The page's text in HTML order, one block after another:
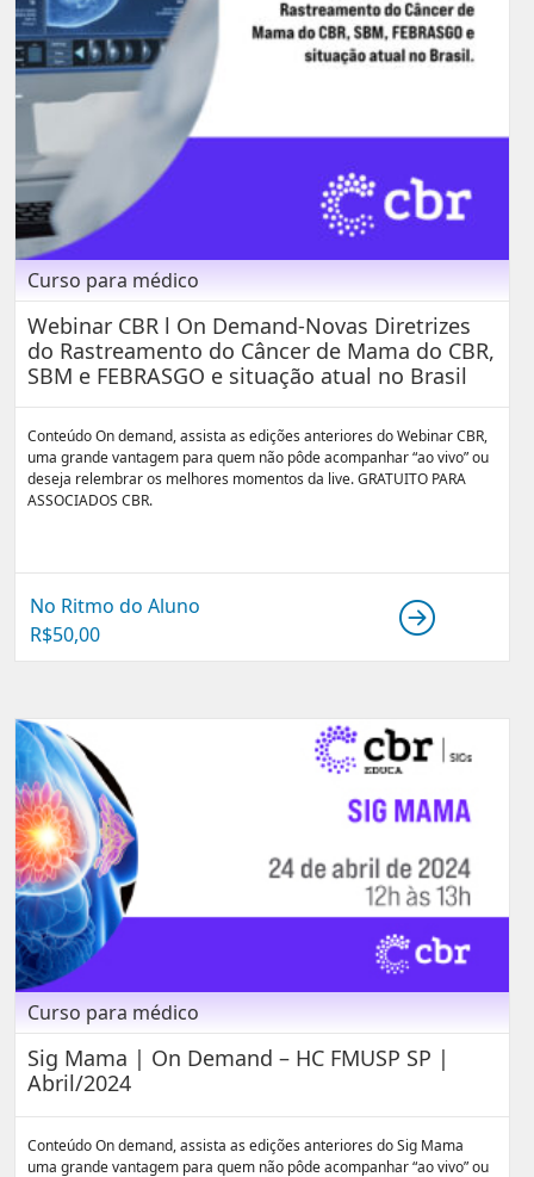
Curso para médico
Webinar CBR l On Demand-Novas Diretrizes
do Rastreamento do Câncer de Mama do CBR,
SBM e FEBRASGO e situação atual no Brasil
Conteúdo On demand, assista as edições anteriores do Webinar CBR,
uma grande vantagem para quem não pôde acompanhar “ao vivo” ou
deseja relembrar os melhores momentos da live. GRATUITO PARA
ASSOCIADOS CBR.
No Ritmo do Aluno
R$50,00
Curso para médico
Sig Mama | On Demand – HC FMUSP SP |
Abril/2024
Conteúdo On demand, assista as edições anteriores do Sig Mama
uma grande vantagem para quem não pôde acompanhar “ao vivo” ou